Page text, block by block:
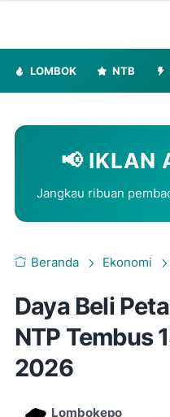
LOMBOK NTB
📢 IKLAN
Jangkau ribuan
Beranda Ekonomi
Daya Beli
NTP Tembus
2026
Lombokepo